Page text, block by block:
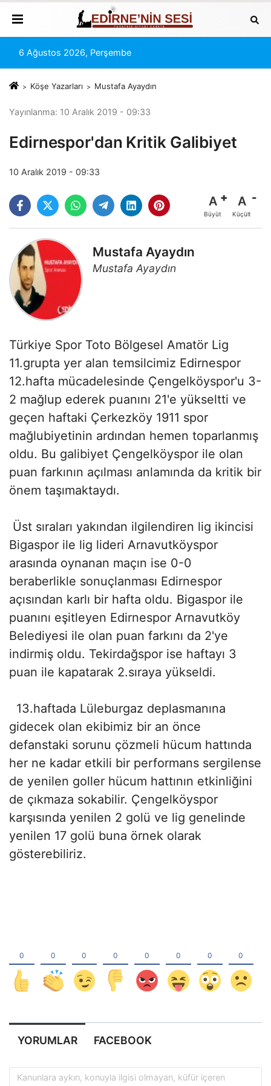
6 Ağustos 2026, Perşembe
Köşe Yazarları Mustafa Ayaydın
Yayınlanma: 10 Aralık 2019 - 09:33
Edirnespor'dan Kritik Galibiyet
10 Aralık 2019 - 09:33
A
Büyüt
A
Küçült
Mustafa Ayaydın
Mustafa Ayaydın
Türkiye Spor Toto Bölgesel Amatör Lig
11.grupta yer alan temsilcimiz Edirnespor
12.hafta mücadelesinde Çengelköyspor'u 3-
2 mağlup ederek puanını 21'e yükseltti ve
geçen haftaki Çerkezköy 1911 spor
mağlubiyetinin ardından hemen toparlanmış
oldu. Bu galibiyet Çengelköyspor ile olan
puan farkının açılması anlamında da kritik bir
önem taşımaktaydı.
Üst sıraları yakından ilgilendiren lig ikincisi
Bigaspor ile lig lideri Arnavutköyspor
arasında oynanan maçın ise 0-0
beraberlikle sonuçlanması Edirnespor
açısından karlı bir hafta oldu. Bigaspor ile
puanını eşitleyen Edirnespor Arnavutköy
Belediyesi ile olan puan farkını da 2'ye
indirmiş oldu. Tekirdağspor ise haftayı 3
puan ile kapatarak 2.sıraya yükseldi.
13.haftada Lüleburgaz deplasmanına
gidecek olan ekibimiz bir an önce
defanstaki sorunu çözmeli hücum hattında
her ne kadar etkili bir performans sergilense
de yenilen goller hücum hattının etkinliğini
de çıkmaza sokabilir. Çengelköyspor
karşısında yenilen 2 golü ve lig genelinde
yenilen 17 golü buna örnek olarak
gösterebiliriz.
YORUMLAR FACEBOOK